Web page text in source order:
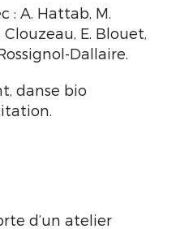
: A. Hattab, M.
E. Blouet,
Dallaire.
danse bio
d’un atelier